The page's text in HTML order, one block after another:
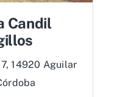
Candil
14920 Aguilar